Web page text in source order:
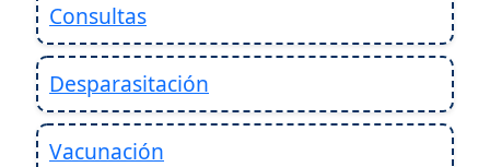
Consultas
Desparasitación
Vacunación